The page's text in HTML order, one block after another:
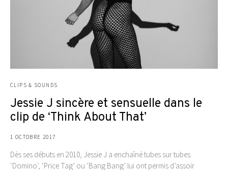
CLIPS & SOUNDS
Jessie J sincère et sensuelle dans le
clip de ‘Think About That’
1 OCTOBRE 2017
Dès ses débuts en 2010, Jessie J a enchaîné tubes sur tubes.
‘Domino’, ‘Price Tag’ ou ‘Bang Bang’ lui ont permis d’assoir